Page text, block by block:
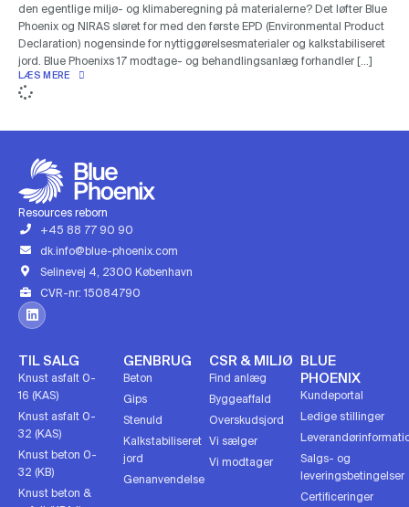
den egentlige miljø- og klimaberegning på materialerne? Det løfter Blue
Phoenix og NIRAS sløret for med den første EPD (Environmental Product
Declaration) nogensinde for nyttiggørelsesmaterialer og kalkstabiliseret
jord. Blue Phoenixs 17 modtage- og behandlingsanlæg forhandler […]
LÆS MERE
Resources reborn
+45 88 77 90 90
dk.info@blue-phoenix.com
Selinevej 4, 2300 København
CVR-nr: 15084790
TIL SALG
Knust asfalt 0-
16 (KAS)
Knust asfalt 0-
32 (KAS)
Knust beton 0-
32 (KB)
Knust beton &
GENBRUG
Beton
Gips
Stenuld
Kalkstabiliseret
jord
Genanvendelse
CSR & MILJØ
Find anlæg
Byggeaffald
Overskudsjord
Vi sælger
Vi modtager
BLUE
PHOENIX
Kundeportal
Ledige stillinger
Salgs- og
leveringsbetingelser
Certificeringer